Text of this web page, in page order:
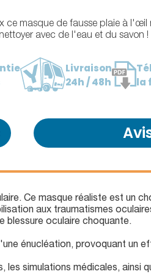
ce masque de fausse plaie à l'œil
avec de l'eau et du savon !
Livraison
24h / 48h
la
Ce masque réaliste est un
aux traumatismes
blessure oculaire choquante.
énucléation, provoquant un
simulations médicales, ainsi